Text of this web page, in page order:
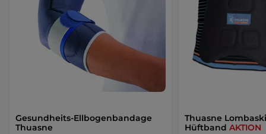
Gesundheits-Ellbogenbandage
Thuasne
Thuasne
HüftbandAKTION